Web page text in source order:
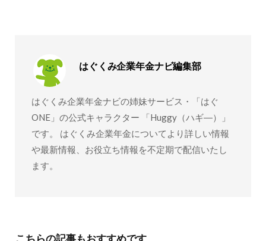
はぐくみ企業年金ナビ編集部
はぐくみ企業年金ナビの姉妹サービス・「はぐ
ONE」の公式キャラクター 「Huggy（ハギ―）」
です。 はぐくみ企業年金についてより詳しい情報
や最新情報、お役立ち情報を不定期で配信いたし
ます。
こちらの記事もおすすめです